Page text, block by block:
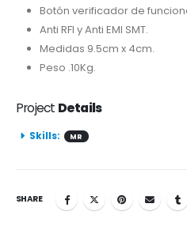
Botón verificador de
Anti RFI y Anti EMI SMT.
Medidas 9.5cm x 4cm.
Peso .10Kg.
Project Details
Skills: MR
SHARE